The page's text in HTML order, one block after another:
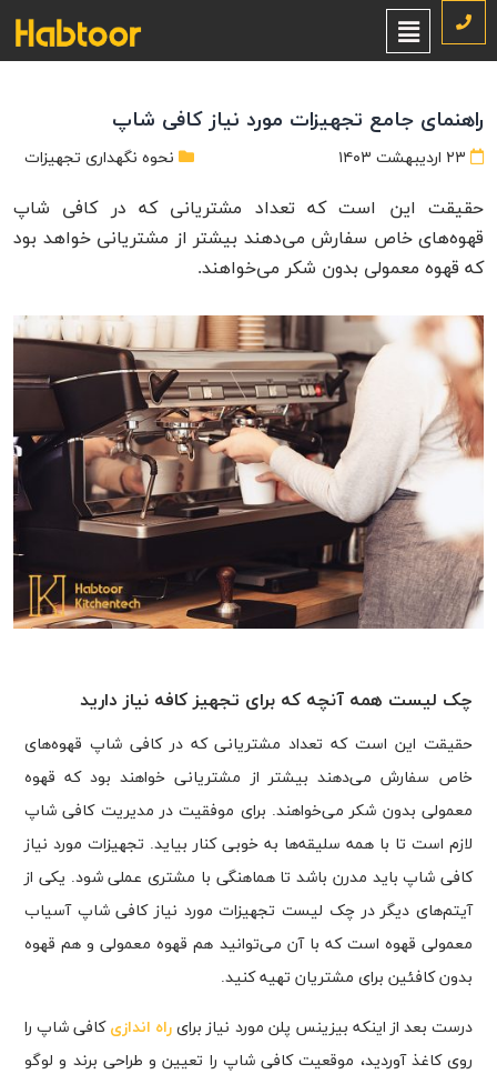
راهنمای جامع تجهیزات مورد نیاز کافی شاپ
۲۳ اردیبهشت ۱۴۰۳ نحوه نگهداری تجهیزات
حقیقت این است که تعداد مشتریانی که در کافی شاپ
قهوه‌های خاص سفارش می‌دهند بیشتر از مشتریانی خواهد بود
که قهوه معمولی بدون شکر می‌خواهند.
چک لیست همه آنچه که برای تجهیز کافه نیاز دارید
حقیقت این است که تعداد مشتریانی که در کافی شاپ قهوه‌های
خاص سفارش می‌دهند بیشتر از مشتریانی خواهند بود که قهوه
معمولی بدون شکر می‌خواهند. برای موفقیت در مدیریت کافی شاپ
لازم است تا با همه سلیقه‌ها به خوبی کنار بیاید. تجهیزات مورد نیاز
کافی شاپ باید مدرن باشد تا هماهنگی با مشتری عملی شود. یکی از
آیتم‌های دیگر در چک لیست تجهیزات مورد نیاز کافی شاپ آسیاب
معمولی قهوه است که با آن می‌توانید هم قهوه معمولی و هم قهوه
بدون کافئین برای مشتریان تهیه کنید.
درست بعد از اینکه بیزینس پلن مورد نیاز برای راه اندازی کافی شاپ را
روی کاغذ آوردید، موقعیت کافی شاپ را تعیین و طراحی برند و لوگو